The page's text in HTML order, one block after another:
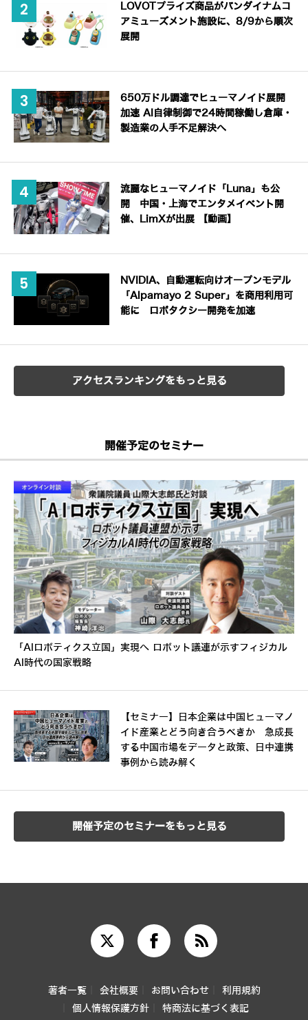
LOVOTプライズ商品がバンダイナムコ
アミューズメント施設に、8/9から順次
展開
650万ドル調達でヒューマノイド展開
加速 AI自律制御で24時間稼働し倉庫・
製造業の人手不足解決へ
流麗なヒューマノイド「Luna」も公
開 中国・上海でエンタメイベント開
催、LimXが出展 【動画】
NVIDIA、自動運転向けオープンモデル
「Alpamayo 2 Super」を商用利用可
能に ロボタクシー開発を加速
アクセスランキングをもっと見る
開催予定のセミナー
「AIロボティクス立国」実現へ ロボット議連が示すフィジカル
AI時代の国家戦略
【セミナー】日本企業は中国ヒューマノ
イド産業とどう向き合うべきか 急成長
する中国市場をデータと政策、日中連携
事例から読み解く
開催予定のセミナーをもっと見る
著者一覧 会社概要 お問い合わせ
利用規約
個人情報保護方針
特商法に基づく表記